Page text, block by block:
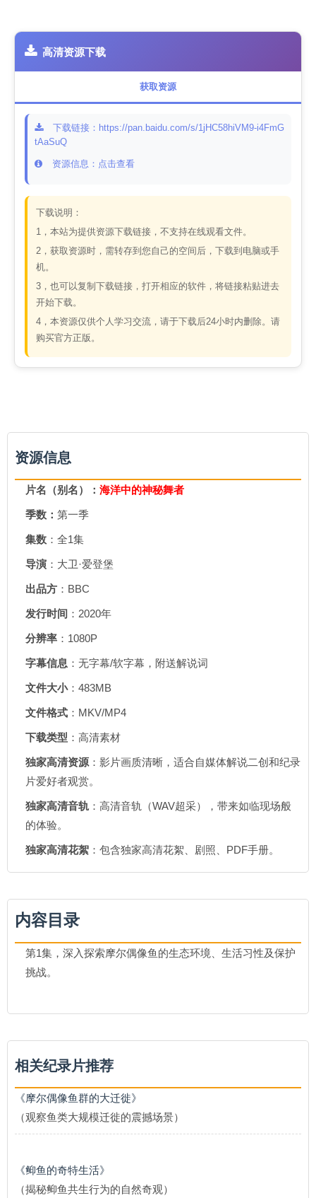
高清资源下载
获取资源
下载链接：https://pan.baidu.com/s/1jHC58hiVM9-i4FmG
tAaSuQ
资源信息：点击查看
下载说明：
1，本站为提供资源下载链接，不支持在线观看文件。
2，获取资源时，需转存到您自己的空间后，下载到电脑或手
机。
3，也可以复制下载链接，打开相应的软件，将链接粘贴进去
开始下载。
4，本资源仅供个人学习交流，请于下载后24小时内删除。请
购买官方正版。
资源信息
片名（别名）： 海洋中的神秘舞者
季数： 第一季
集数 ：全1集
导演 ：大卫·爱登堡
出品方 ：BBC
发行时间 ：2020年
分辨率 ：1080P
字幕信息 ：无字幕/软字幕，附送解说词
文件大小：483MB
文件格式 ：MKV/MP4
下载类型 ：高清素材
独家高清资源 ：影片画质清晰，适合自媒体解说二创和纪录
片爱好者观赏。
独家高清音轨 ：高清音轨（WAV超采），带来如临现场般
的体验。
独家高清花絮 ：包含独家高清花絮、剧照、PDF手册。
内容目录
第1集，深入探索摩尔偶像鱼的生态环境、生活习性及保护
挑战。
相关纪录片推荐
《摩尔偶像鱼群的大迁徙》
（观察鱼类大规模迁徙的震撼场景）
《䲟鱼的奇特生活》
（揭秘䲟鱼共生行为的自然奇观）